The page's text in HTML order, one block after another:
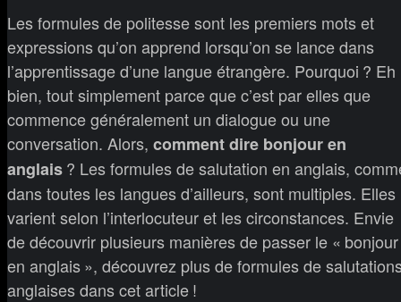
Les formules de politesse sont les premiers mots et
expressions qu’on apprend lorsqu’on se lance dans
l’apprentissage d’une langue étrangère. Pourquoi ? Eh
bien, tout simplement parce que c’est par elles que
commence généralement un dialogue ou une
conversation. Alors, comment dire bonjour en
anglais? Les formules de salutation en anglais,
dans toutes les langues d’ailleurs, sont multiples. Elles
varient selon l’interlocuteur et les circonstances. Envie
de découvrir plusieurs manières de passer le « bonjour
en anglais », découvrez plus de formules de
anglaises dans cet article !